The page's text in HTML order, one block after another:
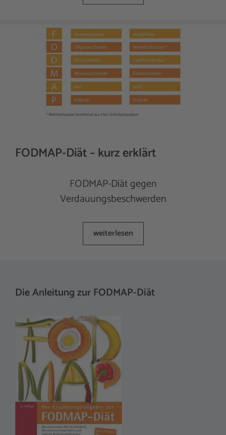
FODMAP-Diät – kurz erklärt
FODMAP-Diät gegen
Verdauungsbeschwerden
weiterlesen
Die Anleitung zur FODMAP-Diät